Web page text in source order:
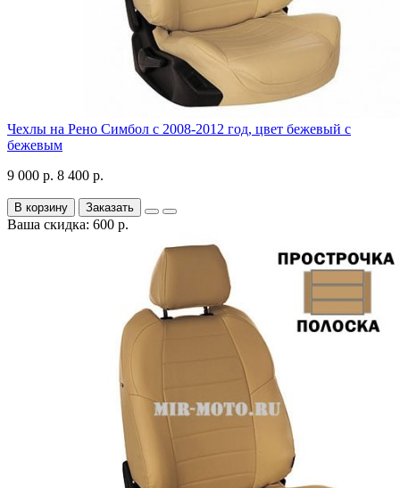
Чехлы на Рено Симбол с 2008-2012 год, цвет бежевый с
бежевым
9 000 р. 8 400 р.
В корзину Заказать
Ваша скидка: 600 р.